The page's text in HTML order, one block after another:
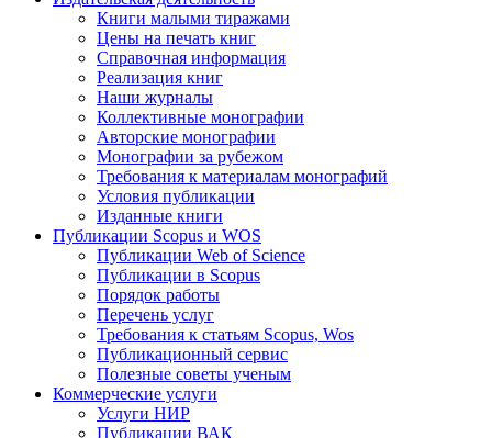
Книги малыми тиражами
Цены на печать книг
Справочная информация
Реализация книг
Наши журналы
Коллективные монографии
Авторские монографии
Монографии за рубежом
Требования к материалам монографий
Условия публикации
Изданные книги
Публикации Scopus и WOS
Публикации Web of Science
Публикации в Scopus
Порядок работы
Перечень услуг
Требования к статьям Scopus, Wos
Публикационный сервис
Полезные советы ученым
Коммерческие услуги
Услуги НИР
Публикации ВАК